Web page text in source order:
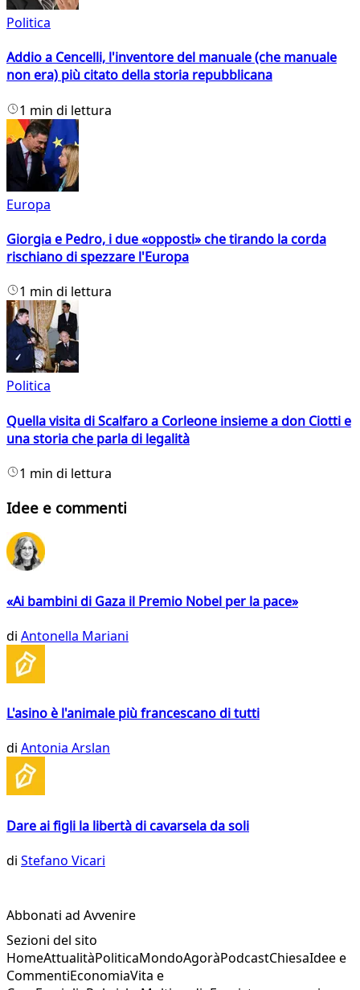
Politica
Addio a Cencelli, l'inventore del manuale (che manuale
non era) più citato della storia repubblicana
1 min di lettura
Europa
Giorgia e Pedro, i due «opposti» che tirando la corda
rischiano di spezzare l'Europa
1 min di lettura
Politica
Quella visita di Scalfaro a Corleone insieme a don Ciotti e
una storia che parla di legalità
1 min di lettura
Idee e commenti
«Ai bambini di Gaza il Premio Nobel per la pace»
di Antonella Mariani
L'asino è l'animale più francescano di tutti
di Antonia Arslan
Dare ai figli la libertà di cavarsela da soli
di Stefano Vicari
Abbonati ad Avvenire
Sezioni del sito
HomeAttualitàPoliticaMondoAgoràPodcastChiesaIdee e
CommentiEconomiaVita e